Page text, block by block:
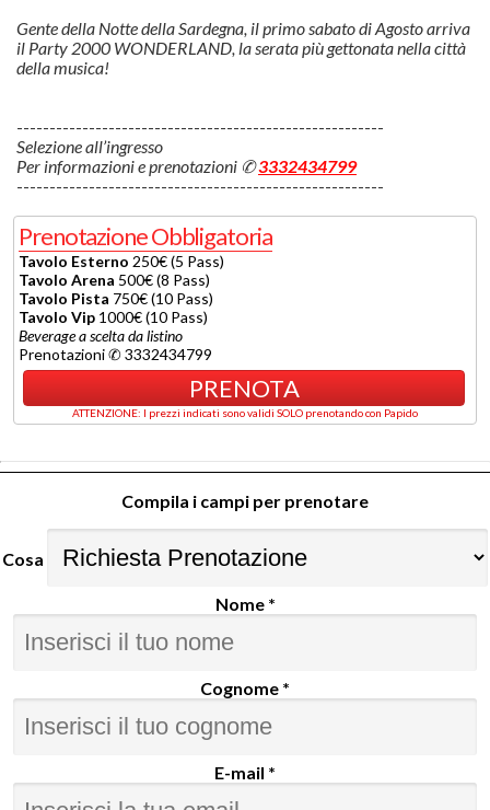
Gente della Notte della Sardegna, il primo sabato di Agosto arriva
il Party 2000 WONDERLAND, la serata più gettonata nella città
della musica!
--------------------------------------------------------
Selezione all’ingresso
Per informazioni e prenotazioni ✆3332434799
--------------------------------------------------------
Prenotazione Obbligatoria
Tavolo Esterno 250€ (5 Pass)
Tavolo Arena 500€ (8 Pass)
Tavolo Pista 750€ (10 Pass)
Tavolo Vip 1000€ (10 Pass)
Beverage a scelta da listino
Prenotazioni ✆ 3332434799
PRENOTA
ATTENZIONE: I prezzi indicati sono validi SOLO prenotando con Papido
Compila i campi per prenotare
Cosa
Nome *
Cognome *
E-mail *